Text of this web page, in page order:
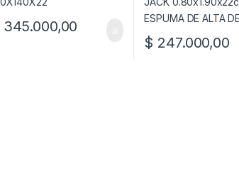
345.000,00
$ 247.000,00